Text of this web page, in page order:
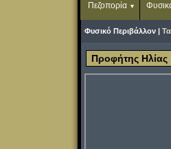
Πεζοπορία
Φυσικό Περιβάλλον |
Προφήτης Ηλίας